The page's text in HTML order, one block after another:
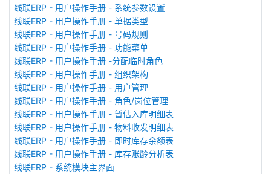
线联ERP - 用户操作手册 - 系统参数设置
线联ERP - 用户操作手册 - 单据类型
线联ERP - 用户操作手册 - 号码规则
线联ERP - 用户操作手册 - 功能菜单
线联ERP - 用户操作手册 -分配临时角色
线联ERP - 用户操作手册 - 组织架构
线联ERP - 用户操作手册 - 用户管理
线联ERP - 用户操作手册 - 角色/岗位管理
线联ERP - 用户操作手册 - 暂估入库明细表
线联ERP - 用户操作手册 - 物料收发明细表
线联ERP - 用户操作手册 - 即时库存余额表
线联ERP - 用户操作手册 - 库存账龄分析表
线联ERP - 系统模块主界面